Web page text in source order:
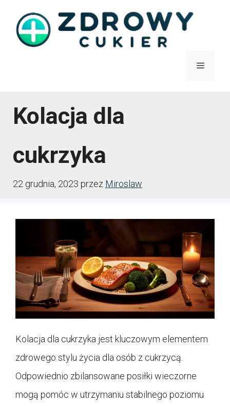
treści
Menu
Kolacja dla
cukrzyka
22 grudnia, 2023 przez Miroslaw
Kolacja dla cukrzyka jest kluczowym elementem
zdrowego stylu życia dla osób z cukrzycą.
Odpowiednio zbilansowane posiłki wieczorne
mogą pomóc w utrzymaniu stabilnego poziomu